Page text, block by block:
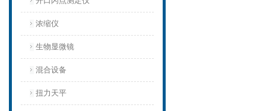
浓缩仪
生物显微镜
混合设备
扭力天平